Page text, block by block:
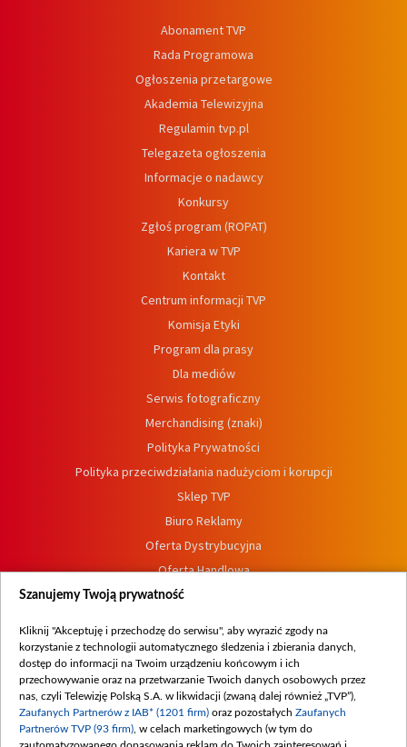
Abonament TVP
Rada Programowa
Ogłoszenia przetargowe
Akademia Telewizyjna
Regulamin tvp.pl
Telegazeta ogłoszenia
Informacje o nadawcy
Konkursy
Zgłoś program (ROPAT)
Kariera w TVP
Kontakt
Centrum informacji TVP
Komisja Etyki
Program dla prasy
Dla mediów
Serwis fotograficzny
Merchandising (znaki)
Polityka Prywatności
Polityka przeciwdziałania nadużyciom i korupcji
Sklep TVP
Biuro Reklamy
Oferta Dystrybucyjna
Oferta Handlowa
Dostępność
Procedura zgłoszeń wewnętrznych
Szanujemy Twoją prywatność
Kliknij "Akceptuję i przechodzę do serwisu", aby wyrazić zgody na
korzystanie z technologii automatycznego śledzenia i zbierania danych,
dostęp do informacji na Twoim urządzeniu końcowym i ich
przechowywanie oraz na przetwarzanie Twoich danych osobowych przez
nas, czyli Telewizję Polską S.A. w likwidacji (zwaną dalej również „TVP”),
Zaufanych Partnerów z IAB* (1201 firm) oraz pozostałych Zaufanych
Partnerów TVP (93 firm) , w celach marketingowych (w tym do